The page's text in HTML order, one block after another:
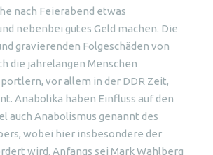
nach Feierabend etwas
nebenbei gutes Geld machen. Die
gravierenden Folgeschäden von
die jahrelangen Menschen
vor allem in der DDR Zeit,
Anabolika haben Einfluss auf den
auch Anabolismus genannt des
wobei hier insbesondere der
wird. Anfangs sei Mark Wahlberg